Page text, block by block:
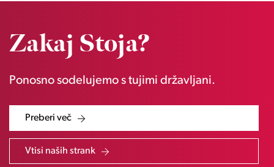
Zakaj Stoja?
Ponosno sodelujemo s tujimi državljani.
Preberi več
Vtisi naših strank